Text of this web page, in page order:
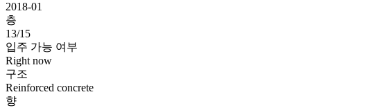
2018-01
층
13/15
입주 가능 여부
Right now
구조
Reinforced concrete
향